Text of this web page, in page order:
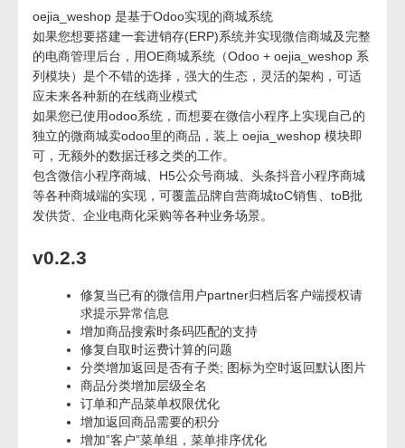
oejia_weshop 是基于Odoo实现的商城系统
如果您想要搭建一套进销存(ERP)系统并实现微信商城及完整
的电商管理后台，用OE商城系统（Odoo + oejia_weshop 系
列模块）是个不错的选择，强大的生态，灵活的架构，可适
应未来各种新的在线商业模式
如果您已使用odoo系统，而想要在微信小程序上实现自己的
独立的微商城卖odoo里的商品，装上 oejia_weshop 模块即
可，无额外的数据迁移之类的工作。
包含微信小程序商城、H5公众号商城、头条抖音小程序商城
等各种商城端的实现，可覆盖品牌自营商城toC销售、toB批
发供货、企业电商化采购等各种业务场景。
v0.2.3
修复当已有的微信用户partner归档后客户端授权请
求提示异常信息
增加商品搜索时条码匹配的支持
修复自取时运费计算的问题
分类增加返回是否有子类; 图标为空时返回默认图片
商品分类增加层级全名
订单和产品菜单权限优化
增加返回商品需要的积分
增加”客户”菜单组，菜单排序优化